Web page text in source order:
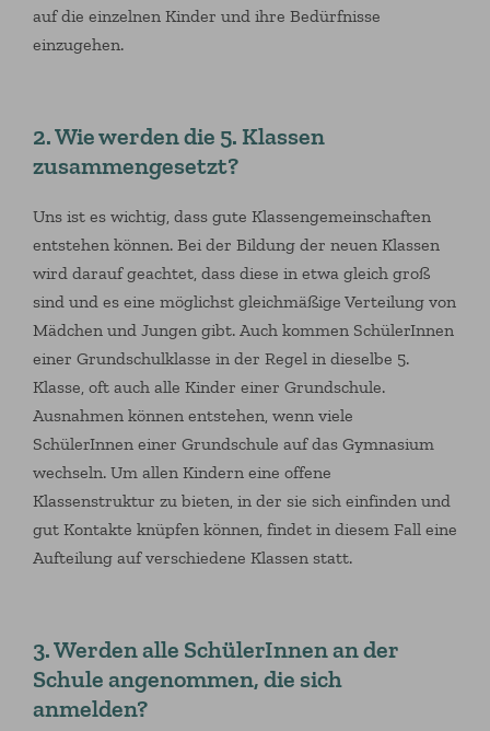
auf die einzelnen Kinder und ihre Bedürfnisse
einzugehen.
2. Wie werden die 5. Klassen
zusammengesetzt?
Uns ist es wichtig, dass gute Klassengemeinschaften
entstehen können. Bei der Bildung der neuen Klassen
wird darauf geachtet, dass diese in etwa gleich groß
sind und es eine möglichst gleichmäßige Verteilung von
Mädchen und Jungen gibt. Auch kommen SchülerInnen
einer Grundschulklasse in der Regel in dieselbe 5.
Klasse, oft auch alle Kinder einer Grundschule.
Ausnahmen können entstehen, wenn viele
SchülerInnen einer Grundschule auf das Gymnasium
wechseln. Um allen Kindern eine offene
Klassenstruktur zu bieten, in der sie sich einfinden und
gut Kontakte knüpfen können, findet in diesem Fall eine
Aufteilung auf verschiedene Klassen statt.
3. Werden alle SchülerInnen an der
Schule angenommen, die sich
anmelden?